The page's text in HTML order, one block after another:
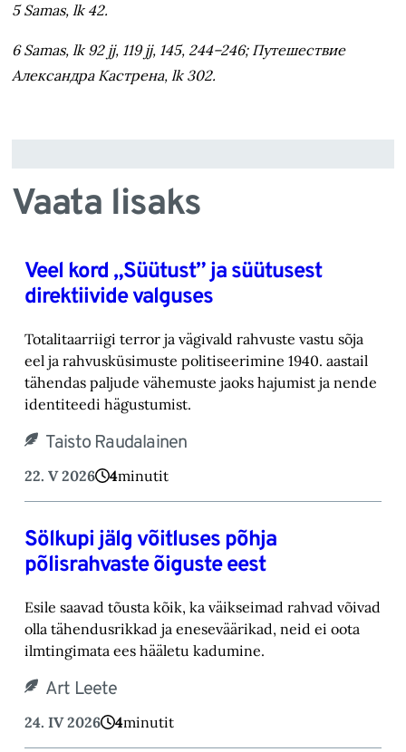
5 Samas, lk 42.
6 Samas, lk 92 jj, 119 jj, 145, 244–246; Путешествие
Александра Кастрена, lk 302.
Vaata lisaks
Veel kord „Süütust” ja süütusest
direktiivide valguses
Totalitaarriigi terror ja vägivald rahvuste vastu sõja
eel ja rahvusküsimuste politiseerimine 1940. aastail
tähendas paljude vähemuste jaoks hajumist ja nende
identiteedi hägustumist.
Taisto Raudalainen
22. V 2026 4minutit
Sölkupi jälg võitluses põhja
põlisrahvaste õiguste eest
Esile saavad tõusta kõik, ka väikseimad rahvad võivad
olla tähendusrikkad ja eneseväärikad, neid ei oota
ilmtingimata ees hääletu kadumine.
Art Leete
24. IV 2026 4minutit